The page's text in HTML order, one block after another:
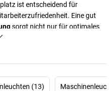
ist entscheidend für
Eine gut
sorgt nicht nur für optimales
reduzieren und somit die
(13)